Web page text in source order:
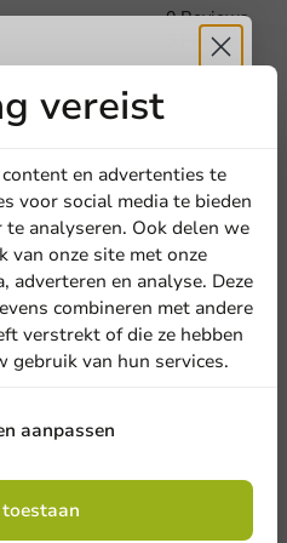
0 Reviews
0 Reviews
Deel jouw ervaring met andere
review
vereist
en advertenties te
voor social media te bieden
analyseren. Ook delen we
van onze site met onze
adverteren en analyse. Deze
combineren met andere
verstrekt of die ze hebben
gebruik van hun services.
aanpassen
5%
voor onze
ga je akkoord met de
voorwaarden